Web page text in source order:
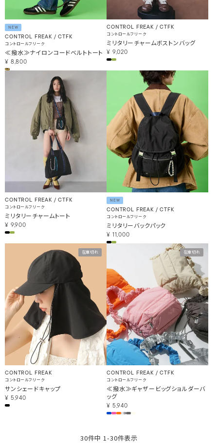
NEW
CONTROL FREAK / CTFK
コントロールフリーク
≪撥水≫ナイロンコードベルトトート
¥ 8,800
CONTROL FREAK / CTFK
コントロールフリーク
ミリタリーチャームボストンバッグ
¥ 9,020
CONTROL FREAK / CTFK
コントロールフリーク
ミリタリーチャームトート
¥ 9,900
NEW
CONTROL FREAK / CTFK
コントロールフリーク
ミリタリーバックパック
¥ 11,000
CONTROL FREAK
コントロールフリーク
サンシェードキャップ
¥ 5,940
在庫切れ
CONTROL FREAK / CTFK
コントロールフリーク
≪撥水≫ギャザービッグショルダーバ
ッグ
¥ 5,940
在庫切れ
30件中 1-30件表示